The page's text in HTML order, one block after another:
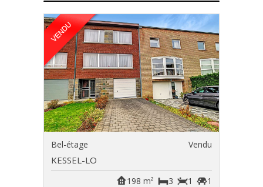
Bel-étage Vendu
KESSEL-LO
1
1
3
198 m²